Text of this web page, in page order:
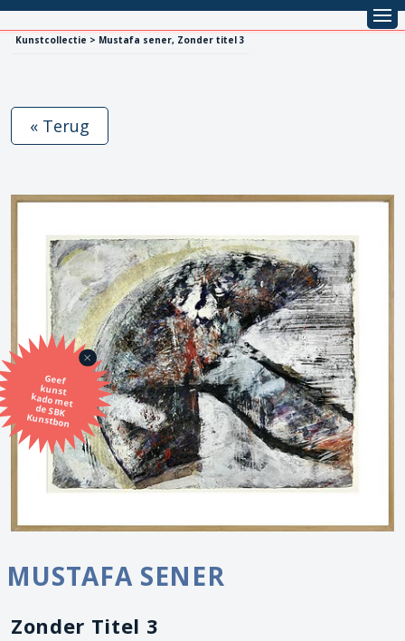
Kunstcollectie > Mustafa sener, Zonder titel 3
Geef
kunst
kado met
de SBK
Kunstbon
« Terug
MUSTAFA SENER
Zonder Titel 3